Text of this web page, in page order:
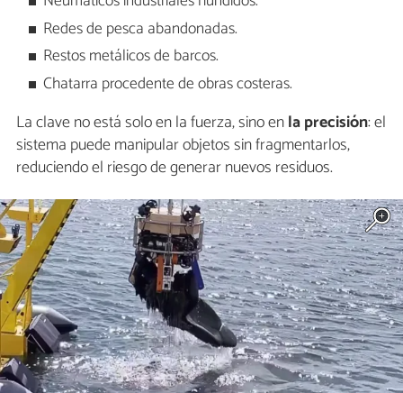
Redes de pesca abandonadas.
Restos metálicos de barcos.
Chatarra procedente de obras costeras.
La clave no está solo en la fuerza, sino enla precisión: el
sistema puede manipular objetos sin fragmentarlos,
reduciendo el riesgo de generar nuevos residuos.